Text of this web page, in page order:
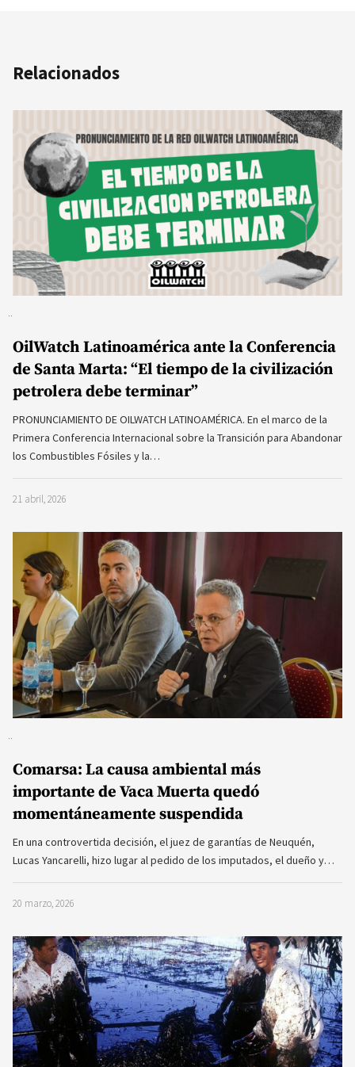
Relacionados
OilWatch Latinoamérica ante la Conferencia
de Santa Marta: “El tiempo de la civilización
petrolera debe terminar”
PRONUNCIAMIENTO DE OILWATCH LATINOAMÉRICA. En el marco de la
Primera Conferencia Internacional sobre la Transición para Abandonar
los Combustibles Fósiles y la…
21 abril, 2026
Comarsa: La causa ambiental más
importante de Vaca Muerta quedó
momentáneamente suspendida
En una controvertida decisión, el juez de garantías de Neuquén,
Lucas Yancarelli, hizo lugar al pedido de los imputados, el dueño y…
20 marzo, 2026